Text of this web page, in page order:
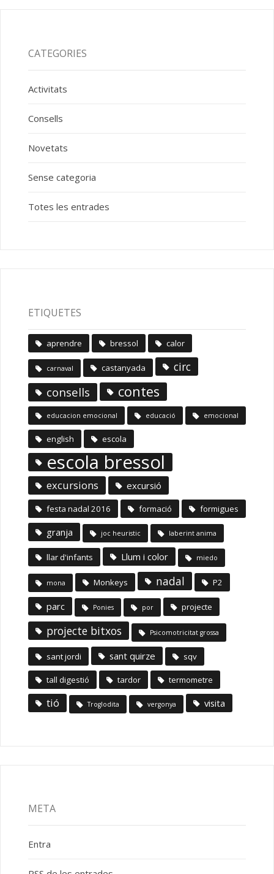
CATEGORIES
Activitats
Consells
Novetats
Sense categoria
Totes les entrades
ETIQUETES
aprendre bressol calor
carnaval castanyada circ
consells contes
educacion emocional educació emocional
english escola
escola bressol
excursions excursió
festa nadal 2016 formació formigues
granja joc heuristic laberint anima
llar d'infants Llum i color miedo
mona Monkeys nadal P2
parc Ponies por projecte
projecte bitxos Psicomotricitat grossa
sant jordi sant quirze sqv
tall digestió tardor termometre
tió Troglodita vergonya visita
META
Entra